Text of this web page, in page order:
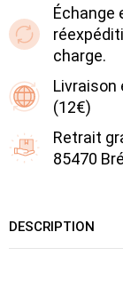
Échange
charge.
Livraison
(12€)
Retrait
85470
DESCRIPTION